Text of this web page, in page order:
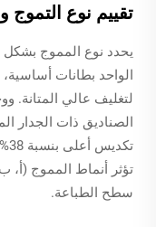
تقييم نوع التموج
يحدد نوع المموج بشكل
الواحد بطانات
الصناديق ذات الجدار
تؤثر أنماط المموج
سطح الطباعة.